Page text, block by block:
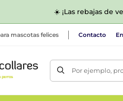
☀️ ¡Las rebajas de
mascotas felices Contacto
Por ejemplo,